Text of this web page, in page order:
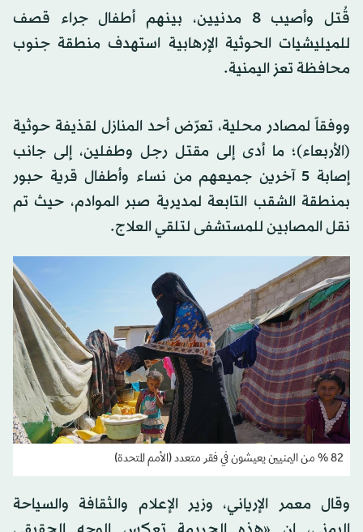
قُتل وأصيب 8 مدنيين، بينهم أطفال جراء قصف
للميليشيات الحوثية الإرهابية استهدف منطقة جنوب
محافظة تعز اليمنية.
ووفقاً لمصادر محلية، تعرّض أحد المنازل لقذيفة حوثية
(الأربعاء)؛ ما أدى إلى مقتل رجل وطفلين، إلى جانب
إصابة 5 آخرين جميعهم من نساء وأطفال قرية حبور
بمنطقة الشقب التابعة لمديرية صبر الموادم، حيث تم
نقل المصابين للمستشفى لتلقي العلاج.
82 % من اليمنيين يعيشون في فقر متعدد (الأمم المتحدة)
وقال معمر الإرياني، وزير الإعلام والثقافة والسياحة